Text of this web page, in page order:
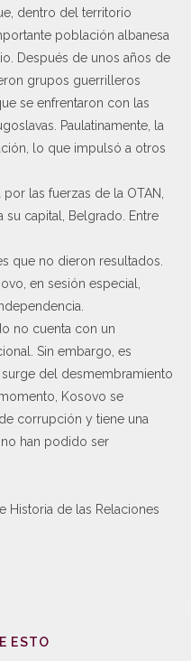
dentro del territorio
población albanesa
Después de unos años de
grupos guerrilleros
se enfrentaron con las
Paulatinamente, la
lo que impulsó a otros
las fuerzas de la OTAN,
su capital, Belgrado. Entre
que no dieron resultados.
en sesión especial,
no cuenta con un
Sin embargo, es
del desmembramiento
Kosovo se
corrupción y tiene una
han podido ser
Historia de las Relaciones
ESTO